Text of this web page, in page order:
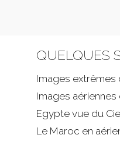
QUELQUES
Images extrêmes
Images aériennes
Egypte vue du
Le Maroc en